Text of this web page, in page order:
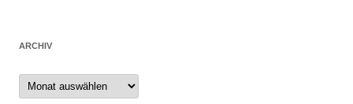
ARCHIV
Archiv